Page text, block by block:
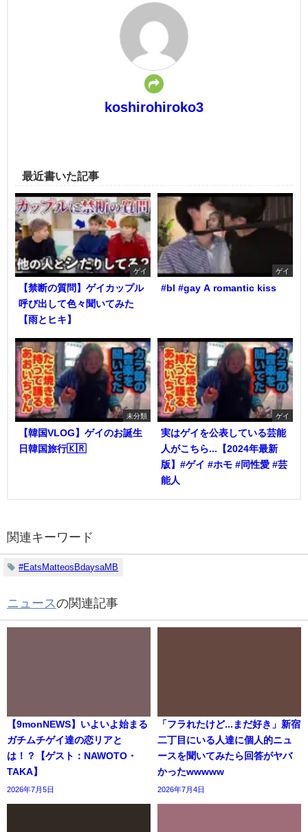
koshirohiroko3
最近書いた記事
ゲイ
【禁断の質問】ゲイカップル
呼び出して色々聞いてみた
【雨とヒキ】
ゲイ
#bl #gay A romantic kiss
未分類
【韓国VLOG】ゲイのお誕生
日韓国旅行🇰🇷
ゲイ
実はゲイを公表している芸能
人がこちら...【2024年最新
版】#ゲイ #ホモ #同性愛 #芸
能人
関連キーワード
#EatsMatteosBdaysaMB
ニュースの関連記事
【9monNEWS】いよいよ始まる
ガチムチゲイ達の恋リアと
は！？【ゲスト：NAWOTO・
TAKA】
2026年7月5日
「フラれたけど...まだ好き」新宿
二丁目にいる人達に個人的ニュ
ースを聞いてみたら回答がヤバ
かったwwwww
2026年7月4日